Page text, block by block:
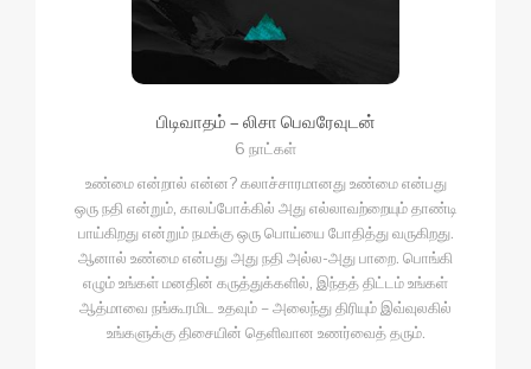
பிடிவாதம் – லிசா பெவரேவுடன்
6 நாட்கள்
உண்மை என்றால் என்ன? கலாச்சாரமானது உண்மை என்பது
ஒரு நதி என்றும், காலப்போக்கில் அது எல்லாவற்றையும் தாண்டி
பாய்கிறது என்றும் நமக்கு ஒரு பொய்யை போதித்து வருகிறது.
ஆனால் உண்மை என்பது அது நதி அல்ல-அது பாறை. பொங்கி
எழும் உங்கள் மனதின் கருத்துக்களில், இந்தத் திட்டம் உங்கள்
ஆத்மாவை நங்கூரமிட உதவும் – அலைந்து திரியும் இவ்வுலகில்
உங்களுக்கு திசையின் தெளிவான உணர்வைத் தரும்.